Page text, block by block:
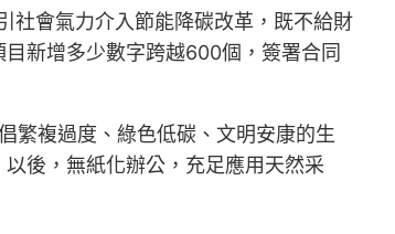
社會氣力介入節能降碳改革，既不給財
新增多少數字跨越600個，簽署合同
繁複過度、綠色低碳、文明安康的生
後，無紙化辦公，充足應用天然采